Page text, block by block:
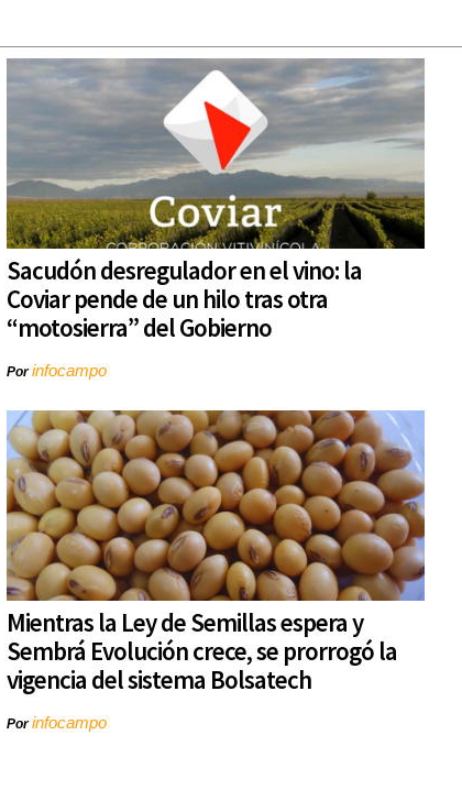
Sacudón desregulador en el vino: la
Coviar pende de un hilo tras otra
“motosierra” del Gobierno
Porinfocampo
Mientras la Ley de Semillas espera y
Sembrá Evolución crece, se prorrogó la
vigencia del sistema Bolsatech
Porinfocampo